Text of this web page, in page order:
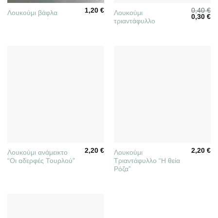
Λουκούμι βάφλα 1,20€
Λουκούμι
τριαντάφυλλο
0,40€
Original
0,30€Η
Λουκούμι ανάμεικτο
“Οι αδερφές Τουρλού”
2,20€
Λουκούμι
Τριαντάφυλλο “Η θεία
Ρόζα”
2,20€